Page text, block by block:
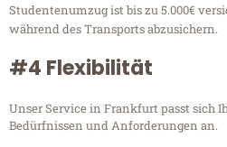
Studentenumzug ist bis zu 5.000€
während des Transports abzusichern.
#4 Flexibilität
Unser Service in Frankfurt passt sich
Bedürfnissen und Anforderungen an.